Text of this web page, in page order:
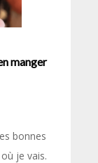
manger
bonnes
je vais.